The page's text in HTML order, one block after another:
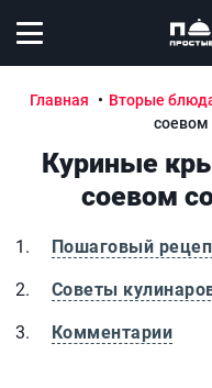
Открыть меню
Главная Вторые
соевом
Куриные
соевом
Пошаговый
Советы
Комментарии